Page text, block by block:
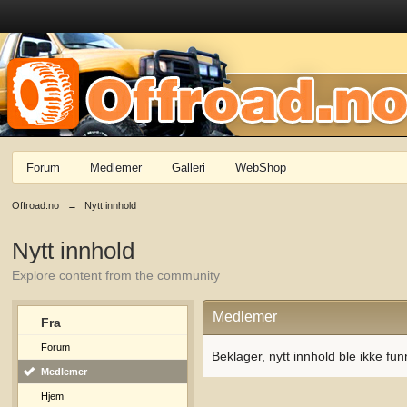
Forum Medlemer Galleri WebShop
Offroad.no → Nytt innhold
Nytt innhold
Explore content from the community
Fra
Forum
Medlemer
Hjem
Medlemer
Beklager, nytt innhold ble ikke